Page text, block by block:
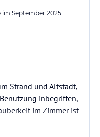
nehmen…
im September 2025
Strand und Altstadt,
inbegriffen,
im Zimmer ist